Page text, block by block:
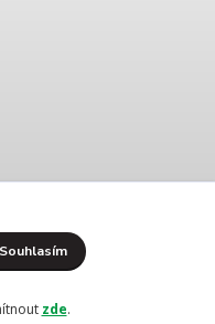
se zeptat:
Souhlasím
zde.